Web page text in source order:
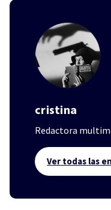
cristina
Redactora
Ver todas las